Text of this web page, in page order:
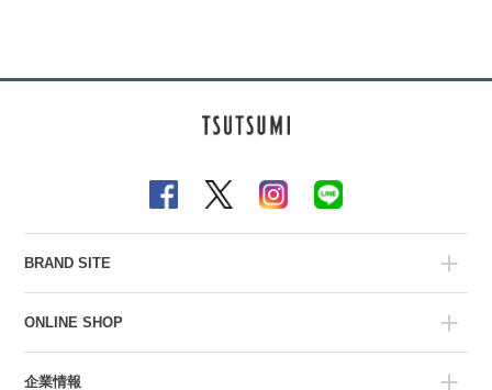
BRAND SITE
ONLINE SHOP
企業情報